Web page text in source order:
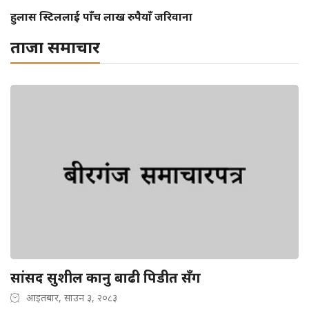
हुलास स्टिललाई पाँच लाख रुपैयाँ जरिवाना
ताजा समाचार
सांसद सुशील कानु बाढी पिडीत सँग
आइतबार, साउन ३, २०८३